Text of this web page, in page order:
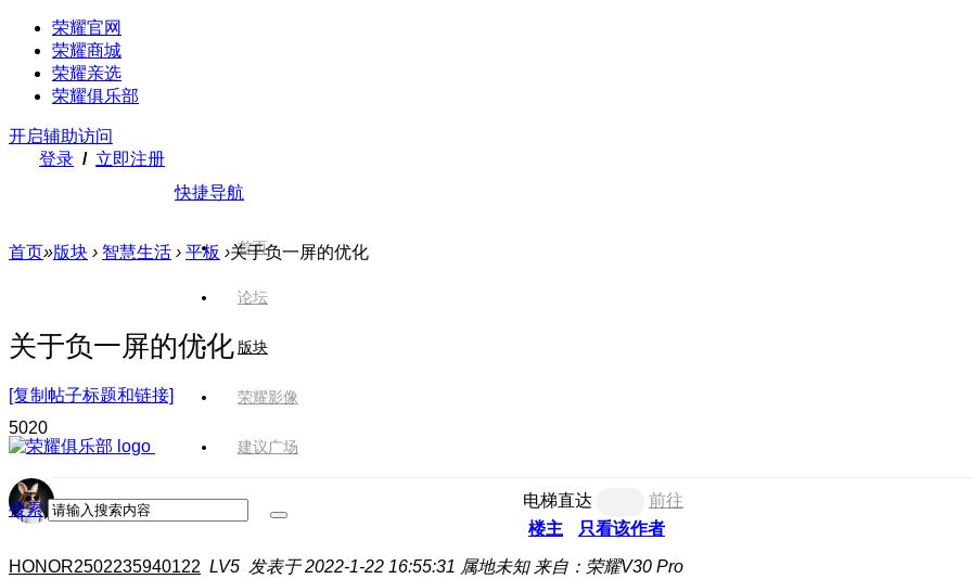
荣耀官网
荣耀商城
荣耀亲选
荣耀俱乐部
开启辅助访问
登录 / 立即注册
快捷导航
首页
论坛
版块
荣耀影像
建议广场
搜索
首页»版块 › 智慧生活 › 平板 ›关于负一屏的优化
关于负一屏的优化
[复制帖子标题和链接]
5020
电梯直达
前往
楼主
只看该作者
HONOR2502235940122 LV5 发表于 2022-1-22 16:55:31 属地未知 来自：荣耀V30 Pro